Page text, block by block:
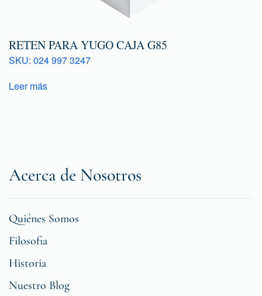
RETEN PARA YUGO CAJA G85
SKU: 024 997 3247
Leer más
Acerca de Nosotros
Quiénes Somos
Filosofia
Historia
Nuestro Blog